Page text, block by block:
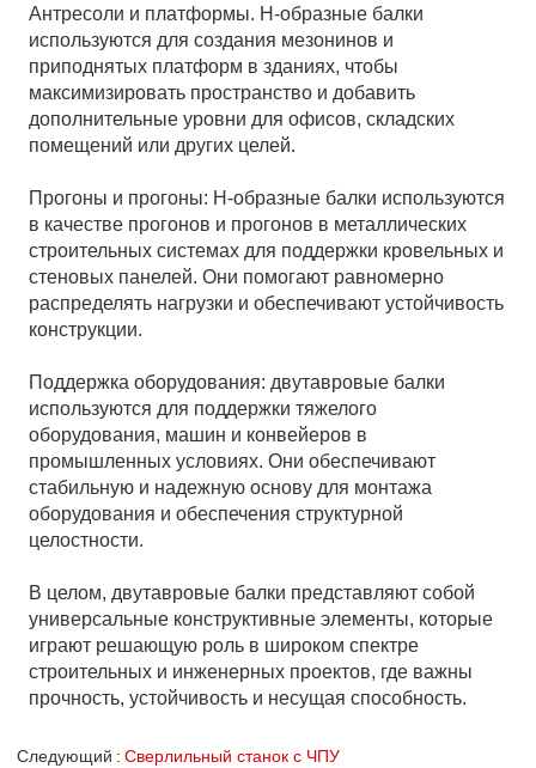
Антресоли и платформы. H-образные балки
используются для создания мезонинов и
приподнятых платформ в зданиях, чтобы
максимизировать пространство и добавить
дополнительные уровни для офисов, складских
помещений или других целей.
Прогоны и прогоны: H-образные балки используются
в качестве прогонов и прогонов в металлических
строительных системах для поддержки кровельных и
стеновых панелей. Они помогают равномерно
распределять нагрузки и обеспечивают устойчивость
конструкции.
Поддержка оборудования: двутавровые балки
используются для поддержки тяжелого
оборудования, машин и конвейеров в
промышленных условиях. Они обеспечивают
стабильную и надежную основу для монтажа
оборудования и обеспечения структурной
целостности.
В целом, двутавровые балки представляют собой
универсальные конструктивные элементы, которые
играют решающую роль в широком спектре
строительных и инженерных проектов, где важны
прочность, устойчивость и несущая способность.
Следующий Сверлильный станок с ЧПУ